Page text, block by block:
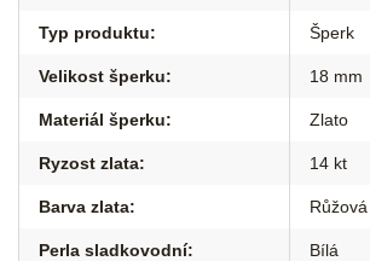
Typ produktu: Šperk
Velikost šperku: 18 mm
Materiál šperku: Zlato
Ryzost zlata: 14 kt
Barva zlata: Růžová
Perla sladkovodní: Bílá